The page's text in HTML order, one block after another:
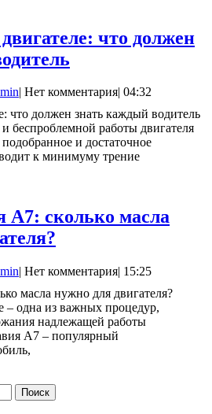
что должен
в
двигателе:
что
должен
водитель
vsc4x4_admin
Нет комментария 04:32
беспроблемной работы двигателя
и достаточное
к минимуму трение
сколько масла
А7:
сколько
масла
нужно
двигателя?
vsc4x4_admin
| Нет комментария| 15:25
– одна из важных процедур,
надлежащей работы
А7 – популярный